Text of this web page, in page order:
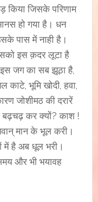
किया जिसके परिणाम
हो गया है। धन
पास में नाही है।
इस क़दर लूटा है
इस जग का सब झूठा है,
भूमि खोदी, हवा,
जोशीमठ की दरारें
बढ़चढ़ कर क्यों? काश !
मान के भूल करी।
है अब धूल भरी।
और भी भयावह